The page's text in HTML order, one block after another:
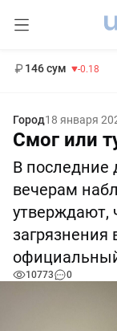
146 сум -0.18
Город18 января
Смог или
В последние
вечерам
утверждают,
загрязнения
10773 0